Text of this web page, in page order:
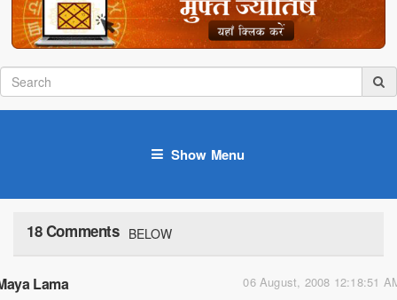
Show Menu
18 Comments BELOW
06 August, 2008 12:18:51
Lama